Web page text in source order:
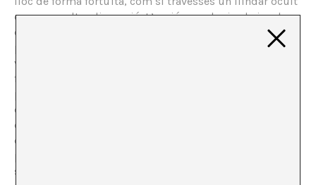
cap a una altra dimensió. L’acció es redueix al simple
deambular del protagonista per l’espai, al principi a
poc a poc, després més ràpid per l’angoixa. Mentre va
vagant apareixen algunes criatures estranyes. Amb prou
feines visibles, quasi immòbils, aquestes aparicions
presenten un Altre més inquietant que una amenaça
directa. El protagonista, tot i això, mai es mostra
directament; la càmera adopta en tot moment un punt
de vista subjectiu que situa a l’espectador en la seva
posició, de manera que reforça la identificació i la
sensació d’estar atrapat en un bucle inacabable.